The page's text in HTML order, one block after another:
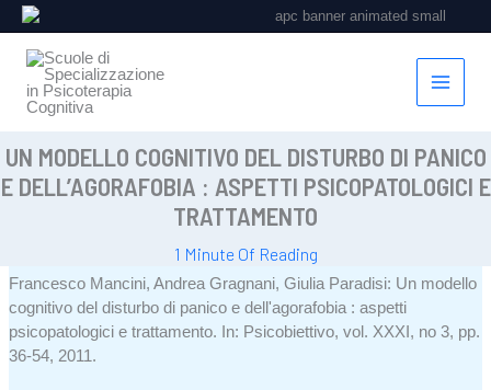
al
contenuto
UN MODELLO COGNITIVO DEL DISTURBO DI PANICO
E DELL’AGORAFOBIA : ASPETTI PSICOPATOLOGICI E
TRATTAMENTO
1 Minute Of Reading
Francesco Mancini, Andrea Gragnani, Giulia Paradisi: Un modello
cognitivo del disturbo di panico e dell'agorafobia : aspetti
psicopatologici e trattamento. In: Psicobiettivo,vol. XXXI, no 3, pp.
36-54, 2011.